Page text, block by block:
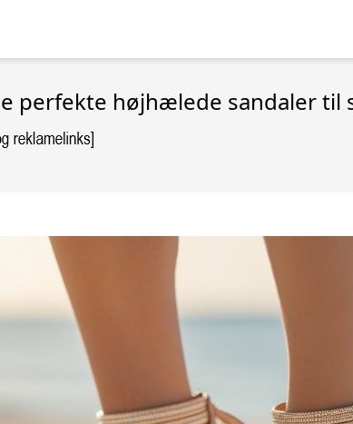
perfekte højhælede sandaler til